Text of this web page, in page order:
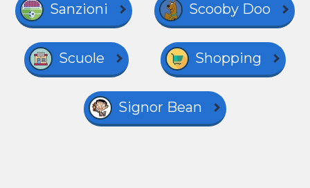
Sanzioni Scooby Doo
Scuole Shopping
Signor Bean